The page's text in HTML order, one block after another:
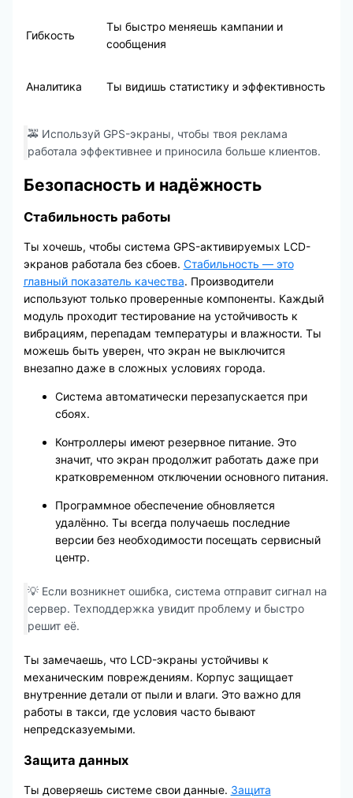
Гибкость
Ты быстро меняешь кампании и
сообщения
Аналитика Ты видишь статистику и эффективность
🚕 Используй GPS-экраны, чтобы твоя реклама
работала эффективнее и приносила больше клиентов.
Безопасность и надёжность
Стабильность работы
Ты хочешь, чтобы система GPS-активируемых LCD-
экранов работала без сбоев. Стабильность — это
главный показатель качества. Производители
используют только проверенные компоненты. Каждый
модуль проходит тестирование на устойчивость к
вибрациям, перепадам температуры и влажности. Ты
можешь быть уверен, что экран не выключится
внезапно даже в сложных условиях города.
Система автоматически перезапускается при
сбоях.
Контроллеры имеют резервное питание. Это
значит, что экран продолжит работать даже при
кратковременном отключении основного питания.
Программное обеспечение обновляется
удалённо. Ты всегда получаешь последние
версии без необходимости посещать сервисный
центр.
💡 Если возникнет ошибка, система отправит сигнал на
сервер. Техподдержка увидит проблему и быстро
решит её.
Ты замечаешь, что LCD-экраны устойчивы к
механическим повреждениям. Корпус защищает
внутренние детали от пыли и влаги. Это важно для
работы в такси, где условия часто бывают
непредсказуемыми.
Защита данных
Ты доверяешь системе свои данные. Защита